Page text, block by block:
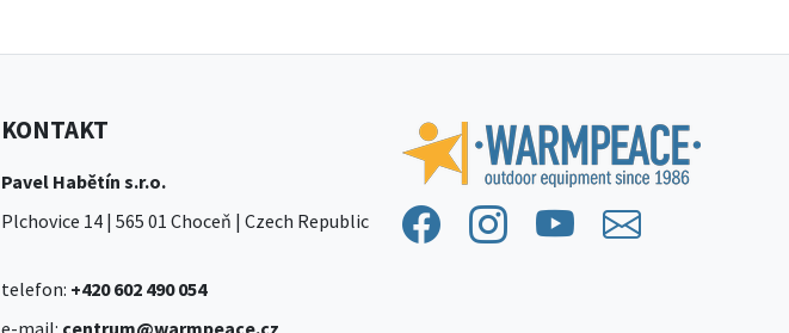
KONTAKT
Pavel Habětín s.r.o.
Plchovice 14 | 565 01 Choceň | Czech Republic
telefon: +420 602 490 054
e-mail: centrum@warmpeace.cz